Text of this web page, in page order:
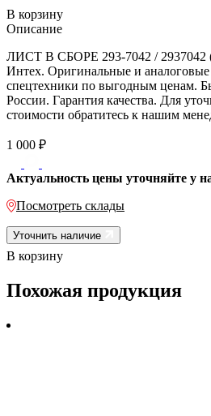
В корзину
Описание
ЛИСТ В СБОРЕ 293-7042 / 2937042
Интех. Оригинальные и аналоговые
спецтехники по выгодным ценам.
России. Гарантия качества. Для
стоимости обратитесь к нашим
1 000 ₽
Актуальность цены уточняйте у
Посмотреть склады
Уточнить наличие
В корзину
Похожая продукция